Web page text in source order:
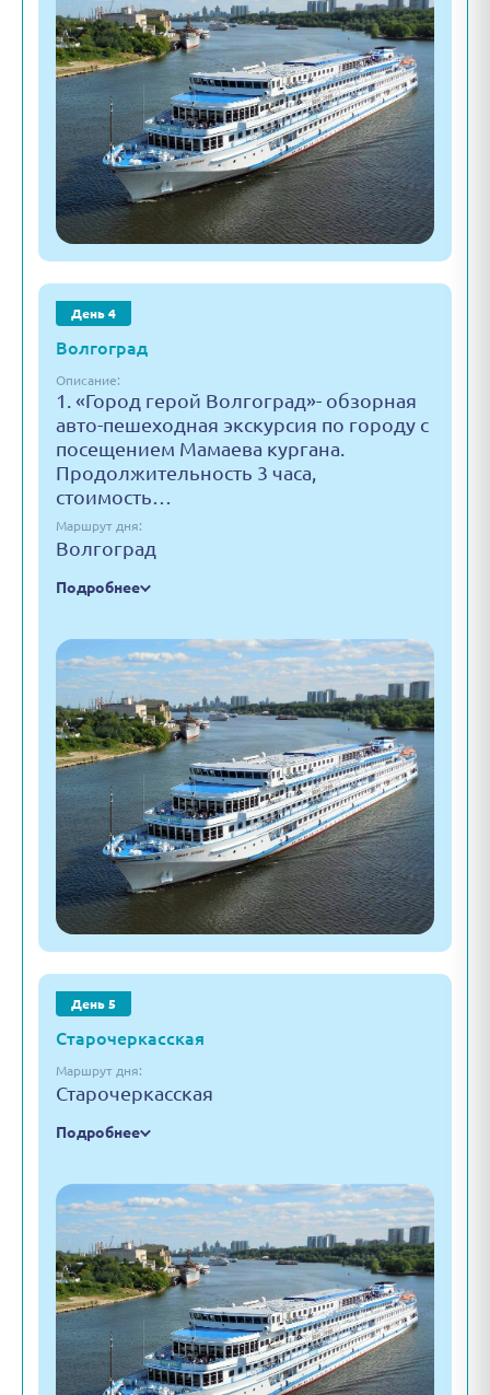
День 4
Волгоград
Описание:
1. «Город герой Волгоград»- обзорная
авто-пешеходная экскурсия по городу с
посещением Мамаева кургана.
Продолжительность 3 часа,
стоимость…
Маршрут дня:
Волгоград
Подробнее
День 5
Старочеркасская
Маршрут дня:
Старочеркасская
Подробнее